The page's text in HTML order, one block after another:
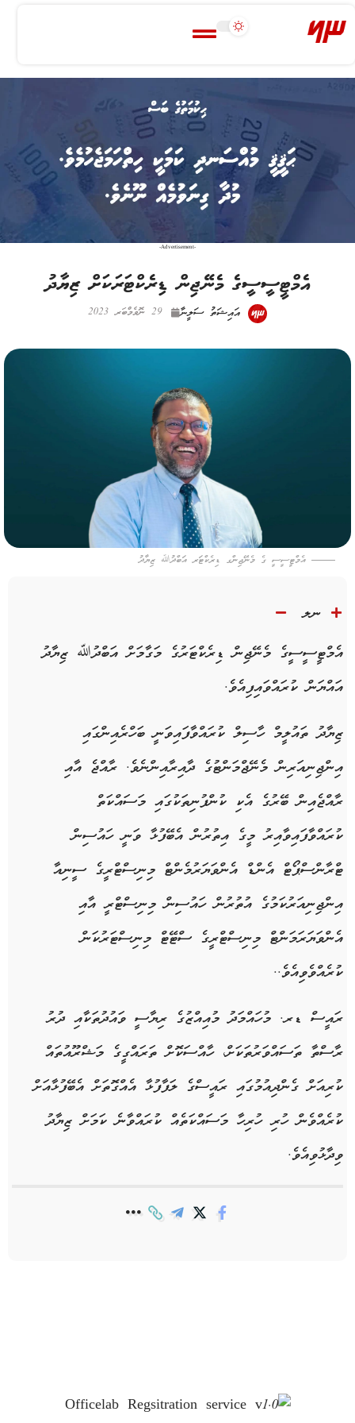
-Advertisement-
އެމްޓީސީސީގެ މެނޭޖިން ޑިރެކްޓަރަކަށް ޒިޔާދު
އައިޝަތު ސަލީނާ 29 ނޮވެމްބަރ 2023
އެމްޓީސީސީ ގެ މެނޭޖިންގ ޑިރެކްޓަރ އަބްދުﷲ ޒިޔާދު
ނލ
އެމްޓީސީސީގެ މެނޭޖިން ޑިރެކްޓަރުގެ މަގާމަށް އަބްދުﷲ ޒިޔާދު
އައްޔަން ކުރައްވައިފިއެވެ.
ޒިޔާދު ތައުލީމް ހާސިލް ކުރައްވާފައިވަނީ ބަހްރެއިންގައި
އިންޖިނިއަރިން މެނޭޖްމަންޓުގެ ދާއިރާއިންނެވެ. ރާއްޖެ އާއި
ރާއްޖެއިން ބޭރުގެ އެކި ކުންފުނިތަކުގައި މަސައްކަތް
ކުރައްވާފައިވާއިރު މީގެ އިތުރުން އެބޭފުޅާ ވަނީ ހައުސިން
ޓްރާންސްޕޯޓް އެންޑް އެންވަޔަރުމެންޓް މިނިސްޓްރީގެ ސީނިއާ
އިންޖިނިއަރުކަމުގެ އުތުރުން ހައުސިން މިނިސްޓްރީ އާއި
އެންވަޔަރަމަންޓް މިނިސްޓްރީގެ ސްޓޭޓް މިނިސްޓަރުކަން
ކުރެއްވެވިއެވެ..
ރައީސް ޑރ. މުހައްމަދު މުއިއްޒުގެ ރިޔާސީ ވައުދުތަކާއި ދުރު
ރާސްތާ ތަސައްވަރުތަކަށް، ހާއްސަކޮށް ތަރައްގީގެ މަޝްރޫއުތައް
ކުރިއަށް ގެންދިއުމުގައި ރައީސްގެ ލަފާފުޅާ އެއްގޮތަށް އެބޭފުޅާއަށް
ކުރެއްވެން ހުރި ހުރިހާ މަސައްކަތެއް ކުރައްވާނެ ކަމަށް ޒިޔާދު
ވިދާޅުވިއެވެ.